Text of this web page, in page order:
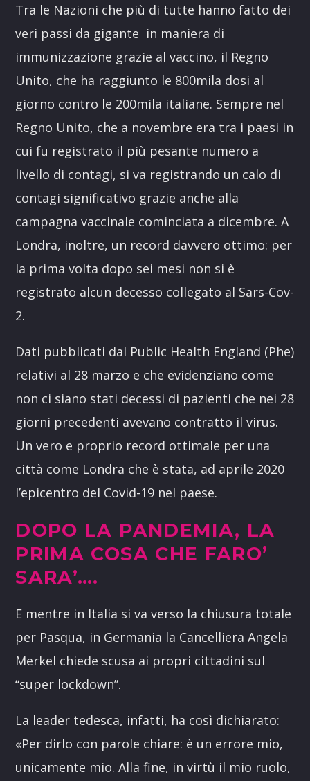
Tra le Nazioni che più di tutte hanno fatto dei
veri passi da gigante in maniera di
immunizzazione grazie al vaccino, il Regno
Unito, che ha raggiunto le 800mila dosi al
giorno contro le 200mila italiane. Sempre nel
Regno Unito, che a novembre era tra i paesi in
cui fu registrato il più pesante numero a
livello di contagi, si va registrando un calo di
contagi significativo grazie anche alla
campagna vaccinale cominciata a dicembre. A
Londra, inoltre, un record davvero ottimo: per
la prima volta dopo sei mesi non si è
registrato alcun decesso collegato al Sars-Cov-
2.
Dati pubblicati dal Public Health England (Phe)
relativi al 28 marzo e che evidenziano come
non ci siano stati decessi di pazienti che nei 28
giorni precedenti avevano contratto il virus.
Un vero e proprio record ottimale per una
città come Londra che è stata, ad aprile 2020
l’epicentro del Covid-19 nel paese.
DOPO LA PANDEMIA, LA
PRIMA COSA CHE FARO’
SARA’….
E mentre in Italia si va verso la chiusura totale
per Pasqua, in Germania la Cancelliera Angela
Merkel chiede scusa ai propri cittadini sul
“super lockdown”.
La leader tedesca, infatti, ha così dichiarato:
«Per dirlo con parole chiare: è un errore mio,
unicamente mio. Alla fine, in virtù il mio ruolo,